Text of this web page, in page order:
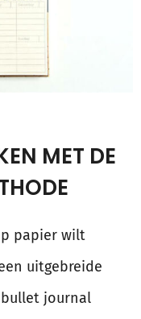
MET DE
papier wilt
uitgebreide
journal